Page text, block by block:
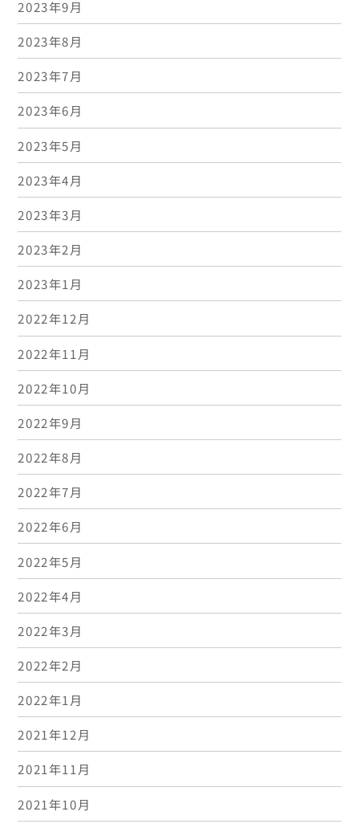
2023年9月
2023年8月
2023年7月
2023年6月
2023年5月
2023年4月
2023年3月
2023年2月
2023年1月
2022年12月
2022年11月
2022年10月
2022年9月
2022年8月
2022年7月
2022年6月
2022年5月
2022年4月
2022年3月
2022年2月
2022年1月
2021年12月
2021年11月
2021年10月